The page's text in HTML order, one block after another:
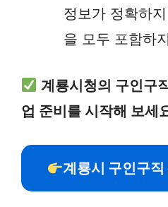
정보가 정확하
을 모두 포함하
계룡시청의 구인구
업 준비를 시작해 보세
계룡시 구인구